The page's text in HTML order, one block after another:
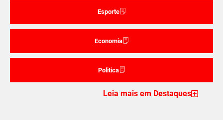
Esporte
Economia
Politica
Leia mais em Destaques